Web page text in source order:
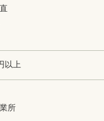
以上
所